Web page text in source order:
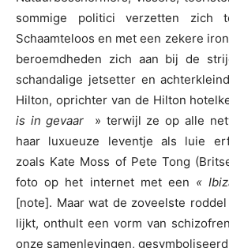
sommige politici verzetten zich
Schaamteloos en met een zekere
beroemdheden zich aan bij de
schandalige jetsetter en
Hilton, oprichter van de Hilton
is in gevaar
» terwijl ze op alle
haar luxueuze leventje als luie
zoals Kate Moss of Pete Tong
foto op het internet met een «
[note]. Maar wat de zoveelste
lijkt, onthult een vorm van
onze samenlevingen,